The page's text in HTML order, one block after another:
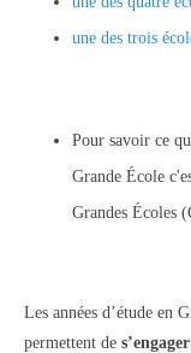
une des trois
Pour savoir ce
Grande École
Grandes Écoles
Les années d’étude en
permettent de